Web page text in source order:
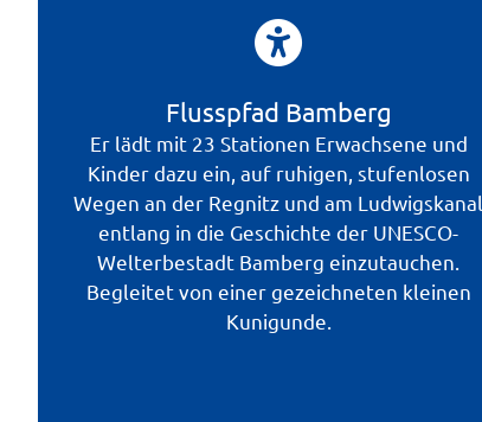
Flusspfad Bamberg
Er lädt mit 23 Stationen Erwachsene und
Kinder dazu ein, auf ruhigen, stufenlosen
Wegen an der Regnitz und am Ludwigskanal
entlang in die Geschichte der UNESCO-
Welterbestadt Bamberg einzutauchen.
Begleitet von einer gezeichneten kleinen
Kunigunde.